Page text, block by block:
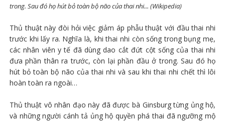
trong. Sau đó họ hút bỏ toàn bộ não của thai nhi... (Wikipedia)
Thủ thuật này đòi hỏi việc giảm áp phẫu thuật với đầu thai nhi
trước khi lấy ra. Nghĩa là, khi thai nhi còn sống trong bụng mẹ,
các nhân viên y tế đã dùng dao cắt đứt cột sống của thai nhi
đưa phần thân ra trước, còn lại phần đầu ở trong. Sau đó họ
hút bỏ toàn bộ não của thai nhi và sau khi thai nhi chết thì lôi
hoàn toàn ra ngoài…
Thủ thuật vô nhân đạo này đã được bà Ginsburg từng ủng hộ,
và những người cánh tả ủng hộ quyền phá thai đã ngưỡng mộ